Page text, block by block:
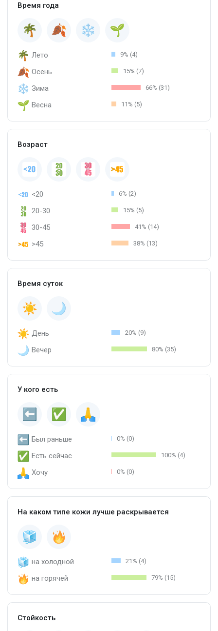
Время года
Лето 9% (4)
Осень 15% (7)
Зима 66% (31)
Весна 11% (5)
Возраст
<20 6% (2)
20-30 15% (5)
30-45 41% (14)
>45 38% (13)
Время суток
День 20% (9)
Вечер 80% (35)
У кого есть
Был раньше 0% (0)
Есть сейчас 100% (4)
Хочу 0% (0)
На каком типе кожи лучше раскрывается
на холодной 21% (4)
на горячей 79% (15)
Стойкость